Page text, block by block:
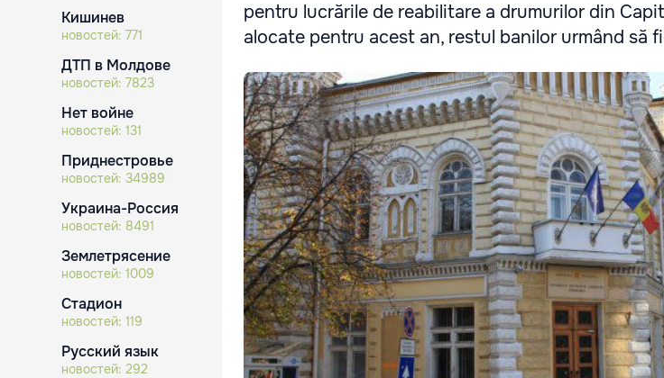
Кишинев
новостей: 771
ДТП в Молдове
новостей: 7823
Нет войне
новостей: 131
Приднестровье
новостей: 34989
Украина-Россия
новостей: 8491
Землетрясение
новостей: 1009
Стадион
новостей: 119
Русский язык
новостей: 292
pentru lucrările de reabilitare a drumurilor din
alocate pentru acest an, restul banilor urmând să